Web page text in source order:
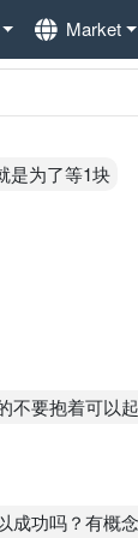
Market
是为了等1块
不要抱着可以
成功吗？有